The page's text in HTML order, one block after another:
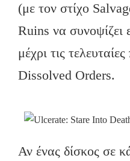
(με τον στίχο
Ruins να συνοψίζει
μέχρι τις
Dissolved Orders.
Αν ένας δίσκος σε